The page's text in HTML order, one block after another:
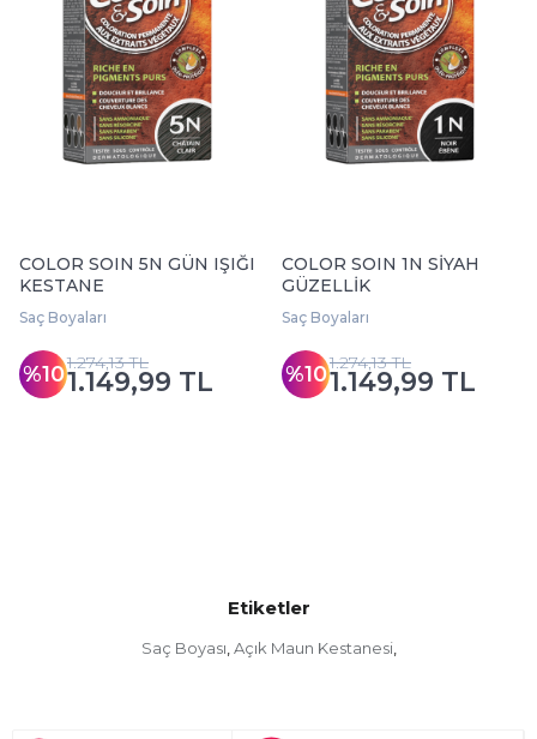
COLOR SOIN 5N GÜN IŞIĞI
KESTANE
Saç Boyaları
%101.149,99 TL
1.274,13 TL
COLOR SOIN 1N SİYAH
GÜZELLİK
Saç Boyaları
%101.149,99 TL
1.274,13 TL
Etiketler
Saç Boyası, Açık Maun Kestanesi,